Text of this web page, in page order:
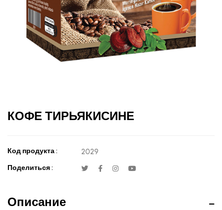
КОФЕ ТИРЬЯКИСИНЕ
Код продукта : 2029
Поделиться :
Описание